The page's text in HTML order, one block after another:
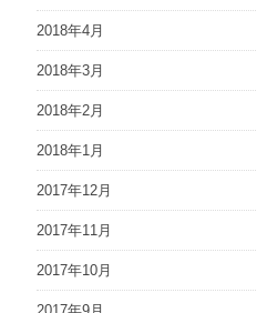
2018年4月
2018年3月
2018年2月
2018年1月
2017年12月
2017年11月
2017年10月